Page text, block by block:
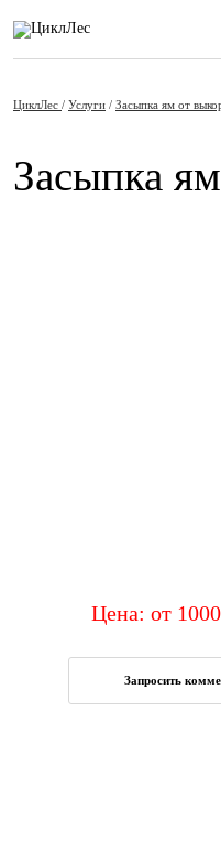
ЦиклЛес / Услуги / Засыпка ям от
Засыпка
Цена: от
Запросить